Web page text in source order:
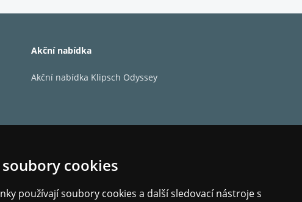
cookies
používají soubory cookies a další sledovací nástroje s
Akční nabídka
Akční nabídka Klipsch Odyssey